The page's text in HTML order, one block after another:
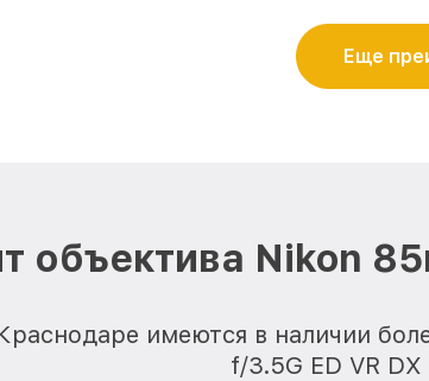
Еще
объектива Nikon
имеются в наличии
f/3.5G ED VR